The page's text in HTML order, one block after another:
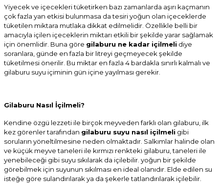
Yiyecek ve içecekleri tüketirken bazı zamanlarda aşırı kaçmanın
çok fazla yan etkisi bulunmasa da tesiri yoğun olan içeceklerde
tüketilen miktara mutlaka dikkat edilmelidir. Özellikle belli bir
amacıyla içilen içeceklerin miktarı etkili bir şekilde yarar sağlamak
için önemlidir. Buna göre gilaburu ne kadar içilmelidiye
soranlara, günde en fazla bir litreyi geçmeyecek şekilde
tüketilmesi önerilir. Bu miktar en fazla 4 bardakla sınırlı kalmalı ve
gilaburu suyu içiminin gün içine yayılması gerekir.
Gilaburu Nasıl İçilmeli?
Kendine özgü lezzeti ile birçok meyveden farklı olan gilaburu, ilk
kez görenler tarafından gilaburu suyu nasıl içilmeligibi
soruların yöneltilmesine neden olmaktadır. Salkımlar halinde olan
ve küçük meyve taneleri ile kırmızı renkteki gilaburu, taneleri ile
yenebileceği gibi suyu sıkılarak da içilebilir. yoğun bir şekilde
görebilmek için suyunun sıkılması en ideal olanıdır. Elde edilen su
isteğe göre sulandırılarak ya da şekerle tatlandırılarak içilebilir.